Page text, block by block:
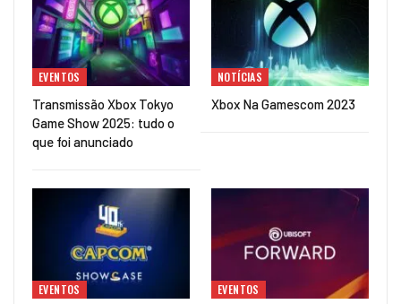
EVENTOS
Transmissão Xbox Tokyo
Game Show 2025: tudo o
que foi anunciado
NOTÍCIAS
Xbox Na Gamescom 2023
EVENTOS EVENTOS